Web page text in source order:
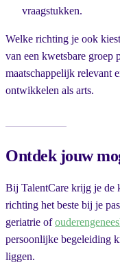
vraagstukken.
Welke richting je ook
van een kwetsbare groep
maatschappelijk relevant
ontwikkelen als arts.
Ontdek jouw
Bij TalentCare krijg je de
richting het beste bij je
geriatrie of
persoonlijke begeleiding
liggen.